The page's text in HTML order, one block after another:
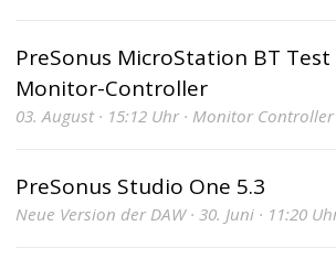
PreSonus MicroStation BT
Monitor-Controller
03. August · 15:12 Uhr · Monitor Controller
PreSonus Studio One 5.3
Neue Version der DAW · 30. Juni · 11:20